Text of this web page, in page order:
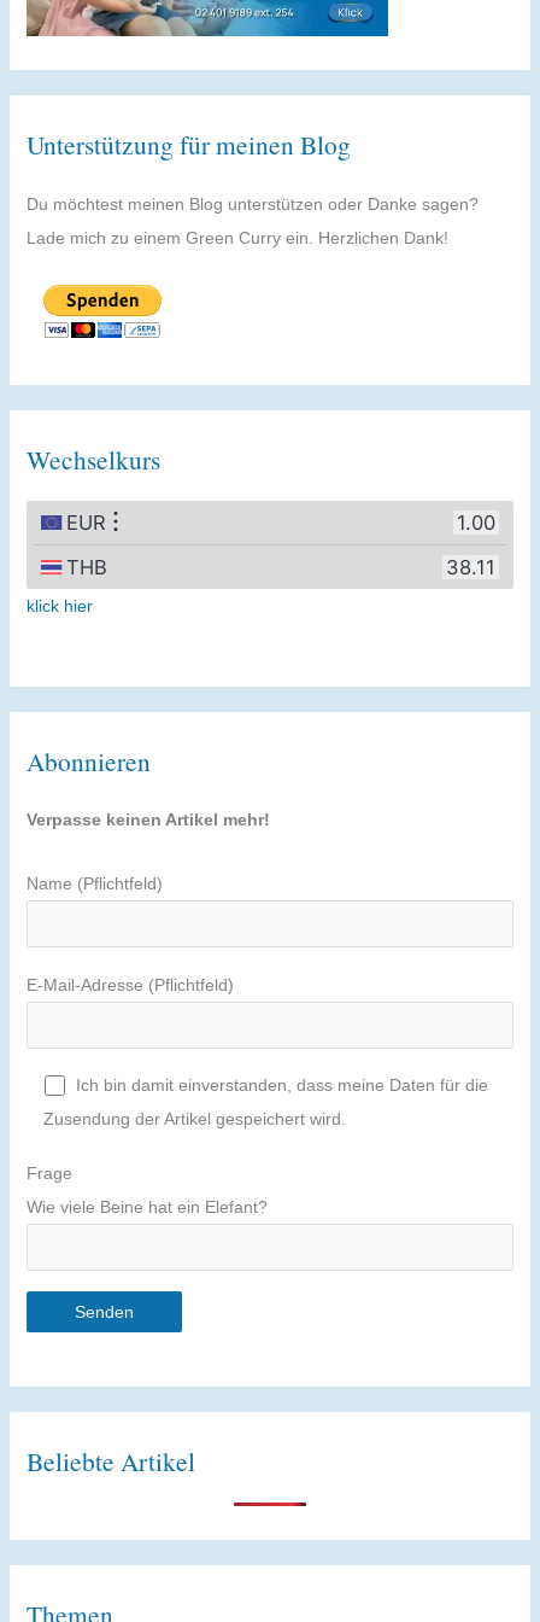
Unterstützung für meinen Blog
Du möchtest meinen Blog unterstützen oder Danke sagen?
Lade mich zu einem Green Curry ein. Herzlichen Dank!
Wechselkurs
klick hier
Abonnieren
Verpasse keinen Artikel mehr!
Name (Pflichtfeld)
E-Mail-Adresse (Pflichtfeld)
Ich bin damit einverstanden, dass meine Daten für die
Zusendung der Artikel gespeichert wird.
Frage
Wie viele Beine hat ein Elefant?
e
n
t
Beliebte Artikel
Themen